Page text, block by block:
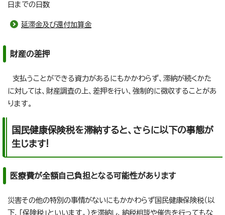
日までの日数
延滞金及び還付加算金
財産の差押
支払うことができる資力があるにもかかわらず、滞納が続くかた
に対しては、財産調査の上、差押を行い、強制的に徴収することがあ
ります。
国民健康保険税を滞納すると、さらに以下の事態が
生じます!
医療費が全額自己負担となる可能性があります
災害その他の特別の事情がないにもかかわらず国民健康保険税（以
下、「保険税」といいます。）を滞納し、納税相談や催告を行ってもな